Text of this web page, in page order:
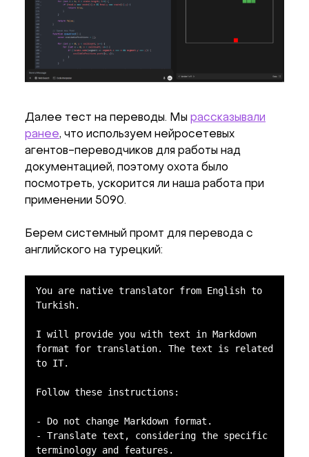
Далее тест на переводы. Мы рассказывали
ранее, что используем нейросетевых
агентов-переводчиков для работы над
документацией, поэтому охота было
посмотреть, ускорится ли наша работа при
применении 5090.
Берем системный промт для перевода с
английского на турецкий:
You are native translator from English to
Turkish.
I will provide you with text in Markdown
format for translation. The text is related
to IT.
Follow these instructions:
- Do not change Markdown format.
- Translate text, considering the specific
terminology and features.